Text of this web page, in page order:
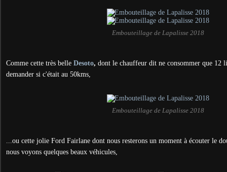
Embouteillage de Lapalisse 2018
Comme cette très belle Desoto, dont le chauffeur dit ne consommer que 12
demander si c'était au 50kms,
Embouteillage de Lapalisse 2018
...ou cette jolie Ford Fairlane dont nous resterons un moment à écouter le
nous voyons quelques beaux véhicules,